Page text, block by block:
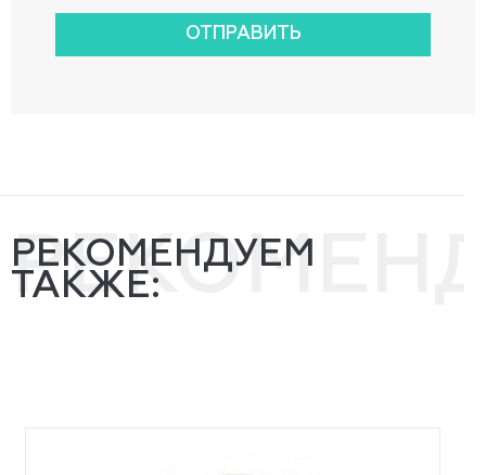
ОТПРАВИТЬ
РЕКОМЕНДУЕМ
ТАКЖЕ: